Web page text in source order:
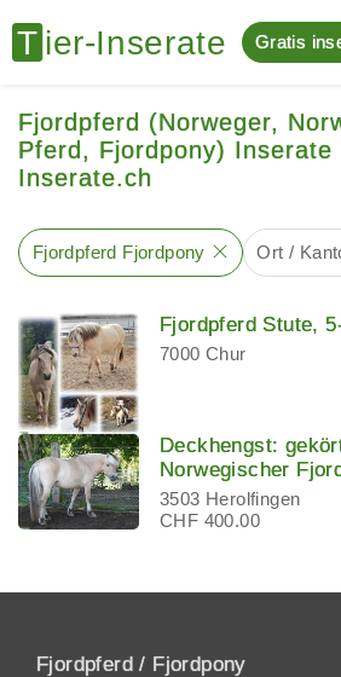
Gratis
Fjordpferd (Norweger,
Pferd, Fjordpony) Inserate
Inserate.ch
Fjordpferd Fjordpony Ort /
Fjordpferd Stute,
7000 Chur
Deckhengst:
Norwegischer
3503 Herolfingen
CHF 400.00
Fjordpferd / Fjordpony